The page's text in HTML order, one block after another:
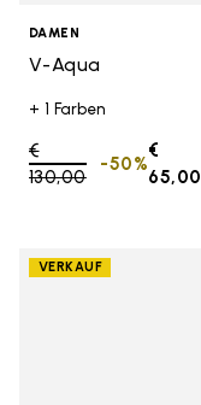
DAMEN
V-Aqua
+ 1 Farben
Price reduced from
€
130,00to
€
65,00
-50%
VERKAUF